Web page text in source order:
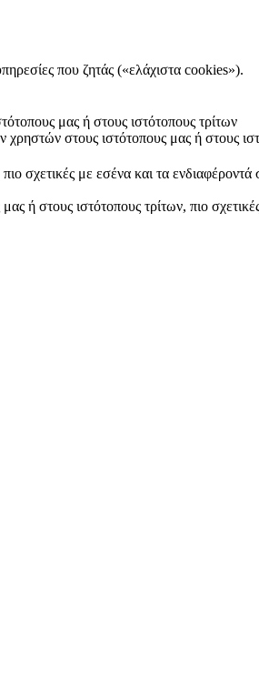
που ζητάς («ελάχιστα cookies»).
μας ή στους ιστότοπους τρίτων
στους ιστότοπους μας ή στους
σχετικές με εσένα και τα
ή στους ιστότοπους τρίτων, πιο